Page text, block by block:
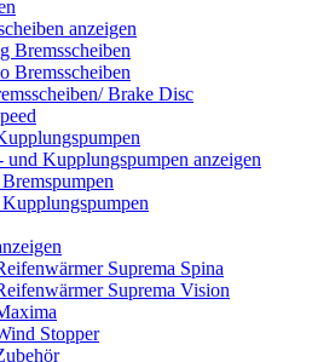
anzeigen
Bremsscheiben
Bremsscheiben
Brake Disc
und Kupplungspumpen anzeigen
Suprema Spina
Suprema Vision
Stopper